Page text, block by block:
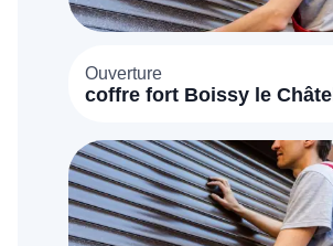
Ouverture
coffre fort Boissy le Châtel